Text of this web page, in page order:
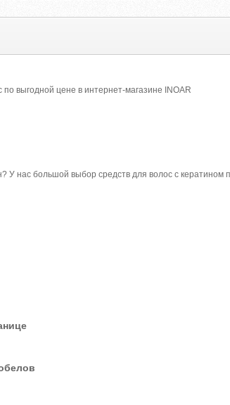
по выгодной цене в интернет-магазине INOAR
У нас большой выбор средств для волос с